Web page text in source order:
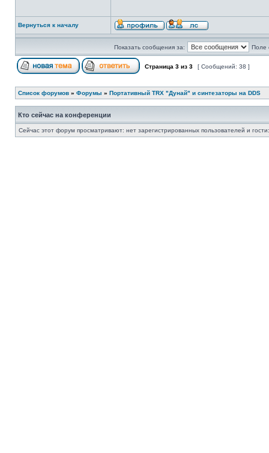
Вернуться к началу
Показать сообщения за: Поле
Страница 3 из 3 [ Сообщений: 38 ]
Список форумов » Форумы » Портативный TRX "Дунай" и синтезаторы на DDS
Кто сейчас на конференции
Сейчас этот форум просматривают: нет зарегистрированных пользователей и